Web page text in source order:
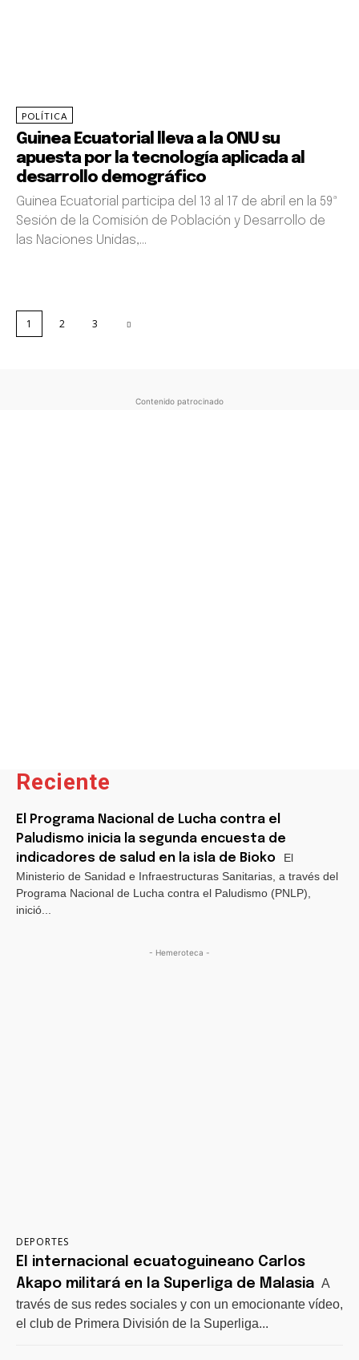
POLÍTICA
Guinea Ecuatorial lleva a la ONU su
apuesta por la tecnología aplicada al
desarrollo demográfico
Guinea Ecuatorial participa del 13 al 17 de abril en la 59ª
Sesión de la Comisión de Población y Desarrollo de
las Naciones Unidas,...
1 2 3
Contenido patrocinado
Reciente
El Programa Nacional de Lucha contra el
Paludismo inicia la segunda encuesta de
indicadores de salud en la isla de Bioko
El
Ministerio de Sanidad e Infraestructuras Sanitarias, a través del
Programa Nacional de Lucha contra el Paludismo (PNLP),
inició...
- Hemeroteca -
DEPORTES
El internacional ecuatoguineano Carlos
Akapo militará en la Superliga de Malasia A
través de sus redes sociales y con un emocionante vídeo,
el club de Primera División de la Superliga...